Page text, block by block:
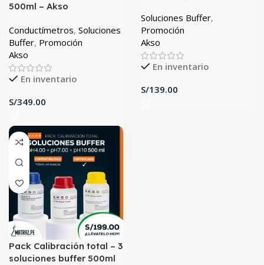
500ml – Akso
Conductímetros, Soluciones
Buffer, Promoción
Akso
En inventario
S/
Soluciones Buffer,
Promoción
Akso
En inventario
S/
Pack Calibración total – 3
soluciones buffer 500ml